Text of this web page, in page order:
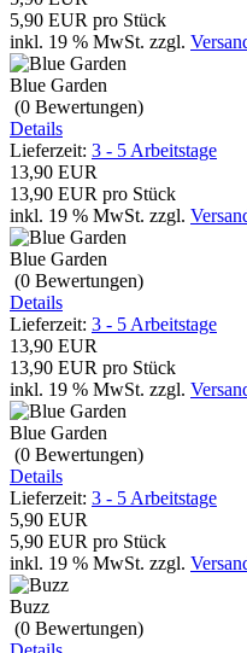
5,90 EUR pro Stück
inkl. 19 % MwSt. zzgl.
Blue Garden
(0 Bewertungen)
Details
Lieferzeit: 3 - 5 Arbeitstage
13,90 EUR
13,90 EUR pro Stück
inkl. 19 % MwSt. zzgl.
Blue Garden
(0 Bewertungen)
Details
Lieferzeit: 3 - 5 Arbeitstage
13,90 EUR
13,90 EUR pro Stück
inkl. 19 % MwSt. zzgl.
Blue Garden
(0 Bewertungen)
Details
Lieferzeit: 3 - 5 Arbeitstage
5,90 EUR
5,90 EUR pro Stück
inkl. 19 % MwSt. zzgl.
Buzz
(0 Bewertungen)